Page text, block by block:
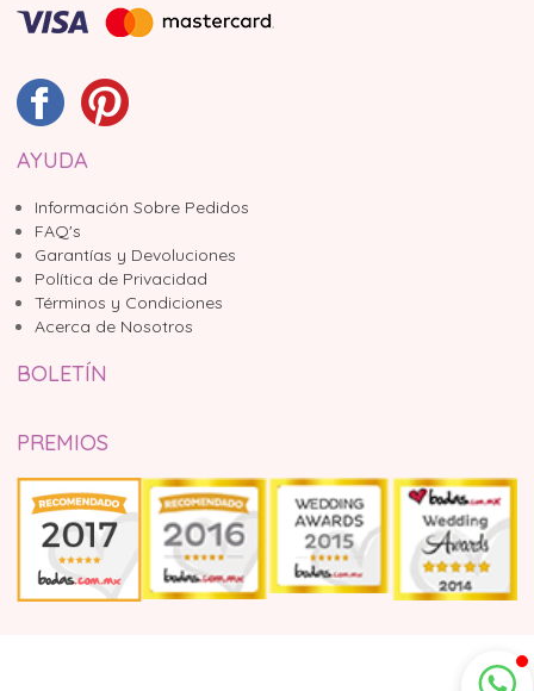
AYUDA
Información Sobre Pedidos
FAQ's
Garantías y Devoluciones
Política de Privacidad
Términos y Condiciones
Acerca de Nosotros
BOLETÍN
PREMIOS